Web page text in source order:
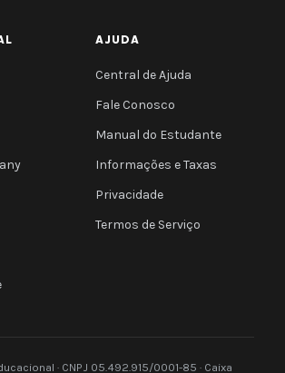
AJUDA
Central de Ajuda
Fale Conosco
Manual do Estudante
Informações e Taxas
Privacidade
Termos de Serviço
· CNPJ 05.492.915/0001-85 · Caixa